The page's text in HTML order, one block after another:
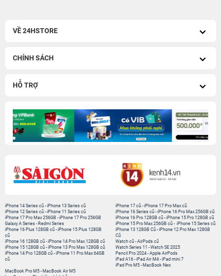
VỀ 24HSTORE
CHÍNH SÁCH
HỖ TRỢ
iPhone 14 Series cũ -iPhone 13 Series cũ
iPhone 12 Series cũ -iPhone 11 Series cũ
iPhone 17 Pro Max 256GB -iPhone 17 Pro 256GB
Galaxy A Series - Redmi Series
iPhone 17 cũ -iPhone 17 Pro Max cũ
iPhone 16 Series cũ - iPhone 16 Pro Max 256GB cũ
iPhone 16 Pro 128GB cũ -iPhone 15 Pro 128GB cũ
iPhone 15 Pro Max 256GB cũ - iPhone 15 Series cũ
iPhone 16 Plus 128GB cũ -iPhone 15 Plus 128GB
cũ
iPhone 16 128GB cũ -iPhone 14 Pro Max 128GB cũ
iPhone 15 128GB cũ -iPhone 13 Pro Max 128GB cũ
iPhone 14 Pro 128GB cũ -iPhone 11 Pro Max 64GB
cũ
iPhone 13 128GB Cũ -iPhone 12 Pro Max 128GB
Cũ
Watch cũ -AirPods cũ
Watch Series 11 -Watch SE 2025
Pencil Pro 2024 -Apple AirPods
iPad A16 -iPad Air M4 -iPad mini 7
iPad Pro M5 - MacBook Neo
MacBook Pro M5 - MacBook Air M5